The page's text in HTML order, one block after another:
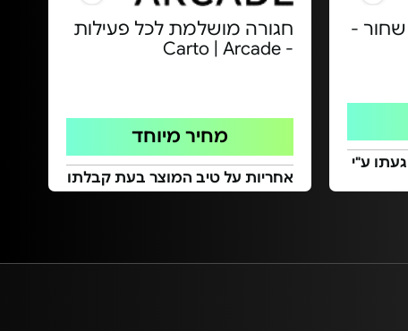
-
ע"י
חגורה מושלמת לכל פעילות
- Carto | Arcade
מחיר מיוחד
אחריות על טיב המוצר בעת קבלתו